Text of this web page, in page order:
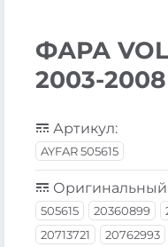
ФАРА
2003-
Артикул:
AYFAR 505615
Оригинальный
505615 20360899
20713721
20762993